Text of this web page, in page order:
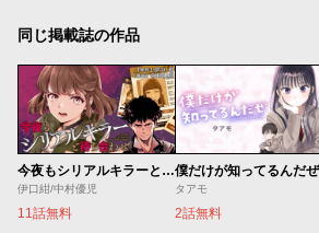
同じ掲載誌の作品
今夜もシリアルキラーと待ち合わせ
伊口紺/中村優児
11話無料
僕だけが知ってるんだぜ
タアモ
2話無料